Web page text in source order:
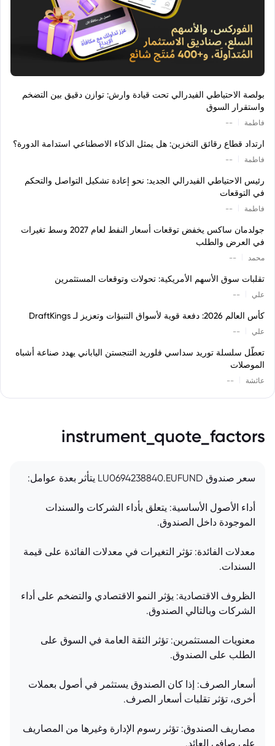
بولصة الاحتياطي الفيدرالي تحت قيادة وارش: توازن دقيق بين التضخم
واستقرار السوق
فاطمة --
ارتداد قطاع رقائق التخزين: هل يمثل الذكاء الاصطناعي استدامة الدورة؟
فاطمة --
رئيس الاحتياطي الفيدرالي الجديد: نحو إعادة تشكيل التواصل والتحكم
في التوقعات
فاطمة --
جولدمان ساكس يخفض توقعات أسعار النفط لعام 2027 وسط تغيرات
في العرض والطلب
محمد --
تقلبات سوق الأسهم الأمريكية: تحولات وتوقعات المستثمرين
علي --
كأس العالم 2026: دفعة قوية لأسواق التنبؤات وتعزيز لـ DraftKings
علي --
تعطّل سلسلة توريد سداسي فلوريد التنجستن الياباني يهدد صناعة أشباه
الموصلات
عائشة --
instrument_quote_factors
سعر صندوق LU0694238840.EUFUND يتأثر بعدة عوامل:
أداء الأصول الأساسية: يتعلق بأداء الشركات والسندات
الموجودة داخل الصندوق.
معدلات الفائدة: تؤثر التغيرات في معدلات الفائدة على قيمة
السندات.
الظروف الاقتصادية: يؤثر النمو الاقتصادي والتضخم على أداء
الشركات وبالتالي الصندوق.
معنويات المستثمرين: تؤثر الثقة العامة في السوق على
الطلب على الصندوق.
أسعار الصرف: إذا كان الصندوق يستثمر في أصول بعملات
أخرى، تؤثر تقلبات أسعار الصرف.
مصاريف الصندوق: تؤثر رسوم الإدارة وغيرها من المصاريف
على صافي العائد.